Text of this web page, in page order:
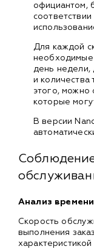
официантом,
Для каждой
необходимые
день недели,
и количества
этого, можно
которые
В версии
Анализ
Скорость
выполнения